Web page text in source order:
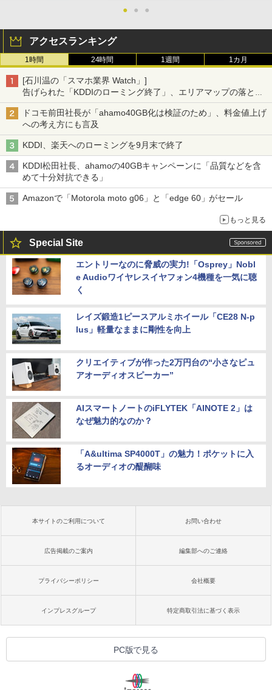
● ● ●
アクセスランキング
1時間 24時間 1週間 1カ月
[石川温の「スマホ業界 Watch」]
告げられた「KDDIのローミング終了」、エリアマップの落とし
穴と楽天モバイルの課題
ドコモ前田社長が「ahamo40GB化は検証のため」、料金値上げ
への考え方にも言及
KDDI、楽天へのローミングを9月末で終了
KDDI松田社長、ahamoの40GBキャンペーンに「品質などを含
めて十分対抗できる」
Amazonで「Motorola moto g06」と「edge 60」がセール
もっと見る
Special Site
エントリーなのに脅威の実力!「Osprey」Nobl
e Audioワイヤレスイヤフォン4機種を一気に聴
く
レイズ鍛造1ピースアルミホイール「CE28 N-p
lus」軽量なままに剛性を向上
クリエイティブが作った2万円台の“小さなピュ
アオーディオスピーカー”
AIスマートノートのiFLYTEK「AINOTE 2」は
なぜ魅力的なのか？
「A&ultima SP4000T」の魅力！ポケットに入
るオーディオの醍醐味
本サイトのご利用について お問い合わせ
広告掲載のご案内 編集部へのご連絡
プライバシーポリシー 会社概要
インプレスグループ 特定商取引法に基づく表示
PC版で見る